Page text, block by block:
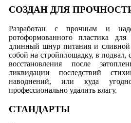
СОЗДАН ДЛЯ
Разработан с прочным и
ротоформованного пластика для
длинный шнур питания и сливной
собой на стройплощадку, в подвал,
восстановления после
ликвидации последствий
наводнений, или куда
профессионально удалить влагу.
СТАНДАРТЫ